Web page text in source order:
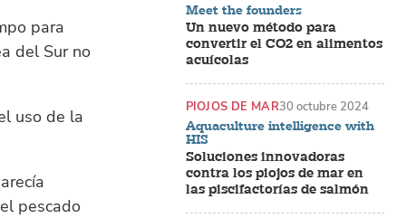
para
del Sur no
uso de la
pescado
Meet the founders
Un nuevo método para
convertir el CO2 en alimentos
acuícolas
Aquaculture intelligence with
HIS
Soluciones innovadoras
contra los piojos de mar en
las piscifactorías de salmón
PIOJOS DE MAR30 octubre 2024